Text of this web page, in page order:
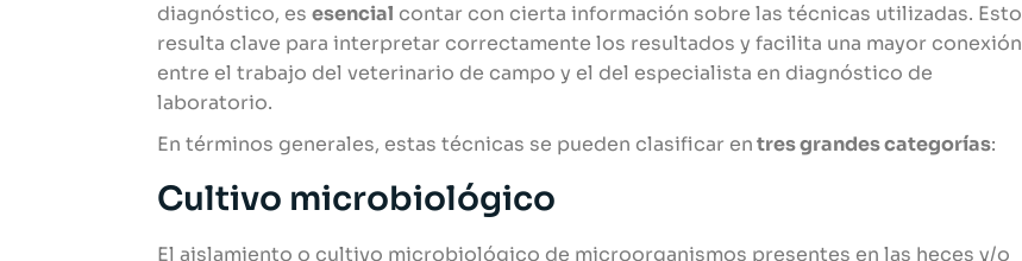
diagnóstico, es esencial contar con cierta información sobre las técnicas utilizadas. Esto
resulta clave para interpretar correctamente los resultados y facilita una mayor conexión
entre el trabajo del veterinario de campo y el del especialista en diagnóstico de
laboratorio.
En términos generales, estas técnicas se pueden clasificar entres grandes categorías:
Cultivo microbiológico
El aislamiento o cultivo microbiológico de microorganismos presentes en las heces y/o